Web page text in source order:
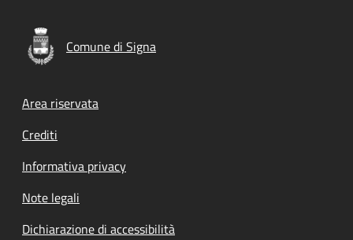
Comune di Signa
Footer menu
Area riservata
Crediti
Informativa privacy
Note legali
Dichiarazione di accessibilità